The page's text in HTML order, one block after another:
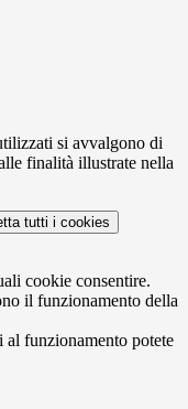
si avvalgono di
finalità illustrate nella
tutti i cookies
cookie consentire.
il funzionamento della
al funzionamento potete